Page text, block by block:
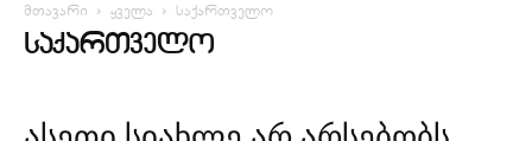
მთავარი ყველა საქართველო
ᲡᲐᲥᲐᲠᲗᲕᲔᲚᲝ